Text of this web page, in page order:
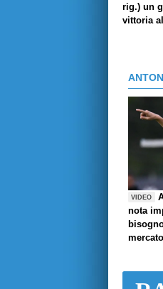
rig.) un
vittoria
VIDEO
nota